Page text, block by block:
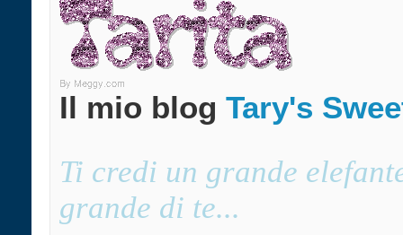
Il mio blog Tary's
Ti credi un grande
grande di te...